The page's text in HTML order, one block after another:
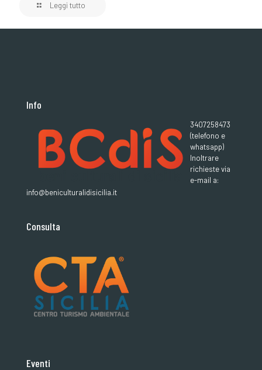
Leggi tutto
Info
3407258473
(telefono e
whatsapp)
Inoltrare
richieste via
e-mail a:
info@beniculturalidisicilia.it
Consulta
Eventi